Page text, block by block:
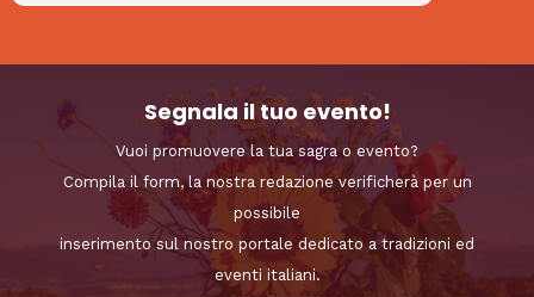
Segnala il tuo evento!
Vuoi promuovere la tua sagra o evento?
Compila il form, la nostra redazione verificherà per un
possibile
inserimento sul nostro portale dedicato a tradizioni ed
eventi italiani.